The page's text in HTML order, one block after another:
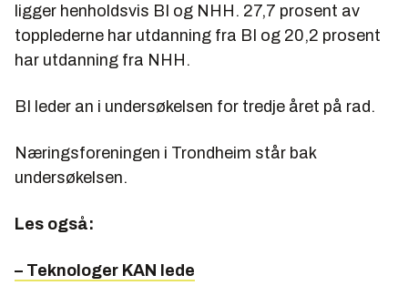
ligger henholdsvis BI og NHH. 27,7 prosent av
topplederne har utdanning fra BI og 20,2 prosent
har utdanning fra NHH.
BI leder an i undersøkelsen for tredje året på rad.
Næringsforeningen i Trondheim står bak
undersøkelsen.
Les også:
– Teknologer KAN lede